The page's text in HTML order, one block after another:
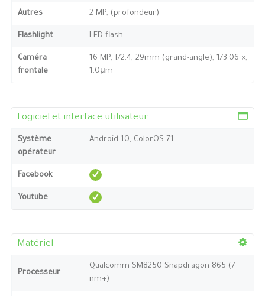
Autres 2 MP, (profondeur)
Flashlight LED flash
Caméra
frontale
16 MP, f/2.4, 29mm (grand-angle), 1/3.06 »,
1.0μm
Logiciel et interface utilisateur
Système
opérateur
Android 10, ColorOS 7.1
Facebook
Youtube
Matériel
Processeur
Qualcomm SM8250 Snapdragon 865 (7
nm+)